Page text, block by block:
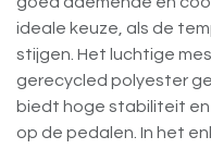
ideale keuze, als de
stijgen. Het luchtige
gerecycled polyester
biedt hoge stabiliteit
op de pedalen. In het